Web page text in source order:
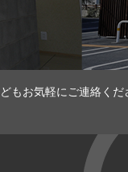
もお気軽にご連絡くだ